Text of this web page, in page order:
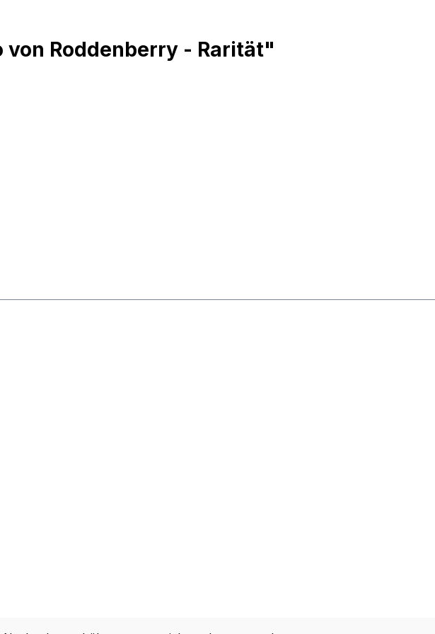
von Roddenberry - Rarität"